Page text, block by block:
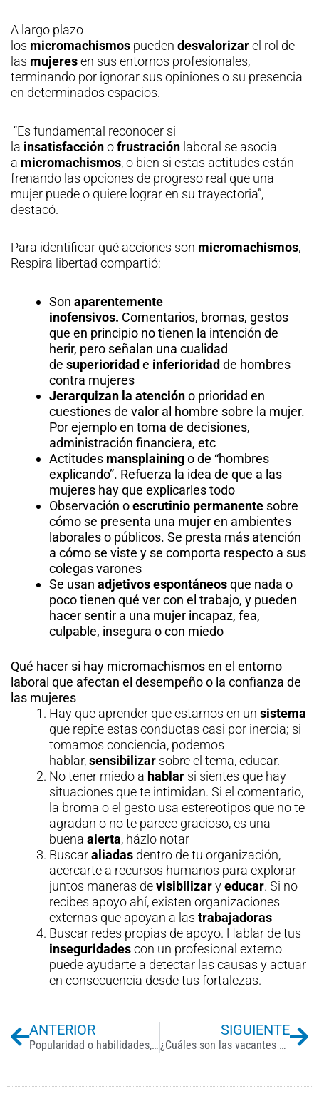
A largo plazo
los micromachismos pueden desvalorizarel rol de
las mujeresen sus entornos profesionales,
terminando por ignorar sus opiniones o su presencia
en determinados espacios.
“Es fundamental reconocer si
la insatisfacciónofrustración laboral se asocia
a micromachismos, o bien si estas actitudes están
frenando las opciones de progreso real que una
mujer puede o quiere lograr en su trayectoria”,
destacó.
Para identificar qué acciones son micromachismos,
Respira libertad compartió:
Son aparentemente
inofensivos. Comentarios, bromas, gestos
que en principio no tienen la intención de
herir, pero señalan una cualidad
de superioridad e inferioridad de hombres
contra mujeres
Jerarquizan la atencióno prioridad en
cuestiones de valor al hombre sobre la mujer.
Por ejemplo en toma de decisiones,
administración financiera, etc
Actitudes mansplainingo de “hombres
explicando”. Refuerza la idea de que a las
mujeres hay que explicarles todo
Observación oescrutinio permanente sobre
cómo se presenta una mujer en ambientes
laborales o públicos. Se presta más atención
a cómo se viste y se comporta respecto a sus
colegas varones
Se usan adjetivos espontáneosque nada o
poco tienen qué ver con el trabajo, y pueden
hacer sentir a una mujer incapaz, fea,
culpable, insegura o con miedo
Qué hacer si hay micromachismos en el entorno
laboral que afectan el desempeño o la confianza de
las mujeres
Hay que aprender que estamos en un sistema
que repite estas conductas casi por inercia; si
tomamos conciencia, podemos
hablar,sensibilizar sobre el tema, educar.
No tener miedo a hablar si sientes que hay
situaciones que te intimidan. Si el comentario,
la broma o el gesto usa estereotipos que no te
agradan o no te parece gracioso, es una
buena alerta, házlo notar
⁠Buscaraliadas dentro de tu organización,
acercarte a recursos humanos para explorar
juntos maneras devisibilizaryeducar. Si no
recibes apoyo ahí, existen organizaciones
externas que apoyan a las trabajadoras
Buscar redes propias de apoyo. Hablar de tus
inseguridadescon un profesional externo
puede ayudarte a detectar las causas y actuar
en consecuencia desde tus fortalezas.
Previo
ANTERIOR
Popularidad o habilidades, ¿qué impulsa una carrera profesional?
SIGUIENTE
¿Cuáles son las vacantes más difíciles de cubrir en México?